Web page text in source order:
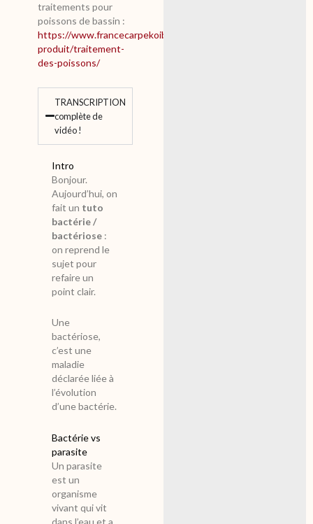
traitements pour
poissons de bassin :
https://www.francecarpekoibassin.com/categorie-
produit/traitement-
des-poissons/
TRANSCRIPTION
complète de
vidéo !
Intro
Bonjour.
Aujourd’hui, on
fait un tuto
bactérie /
bactériose :
on reprend le
sujet pour
refaire un
point clair.
Une
bactériose,
c’est une
maladie
déclarée liée à
l’évolution
d’une bactérie.
Bactérie vs
parasite
Un parasite
est un
organisme
vivant qui vit
dans l’eau et a